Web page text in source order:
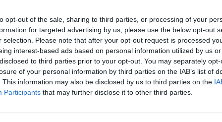
opt-out of the sale, sharing to third parties, or processing of your
for targeted advertising by us, please use the below opt-out
selection. Please note that after your opt-out request is processed
interest-based ads based on personal information utilized by us
to third parties prior to your opt-out. You may separately
of your personal information by third parties on the IAB’s list of
This information may also be disclosed by us to third parties on the
Participants that may further disclose it to other third parties.